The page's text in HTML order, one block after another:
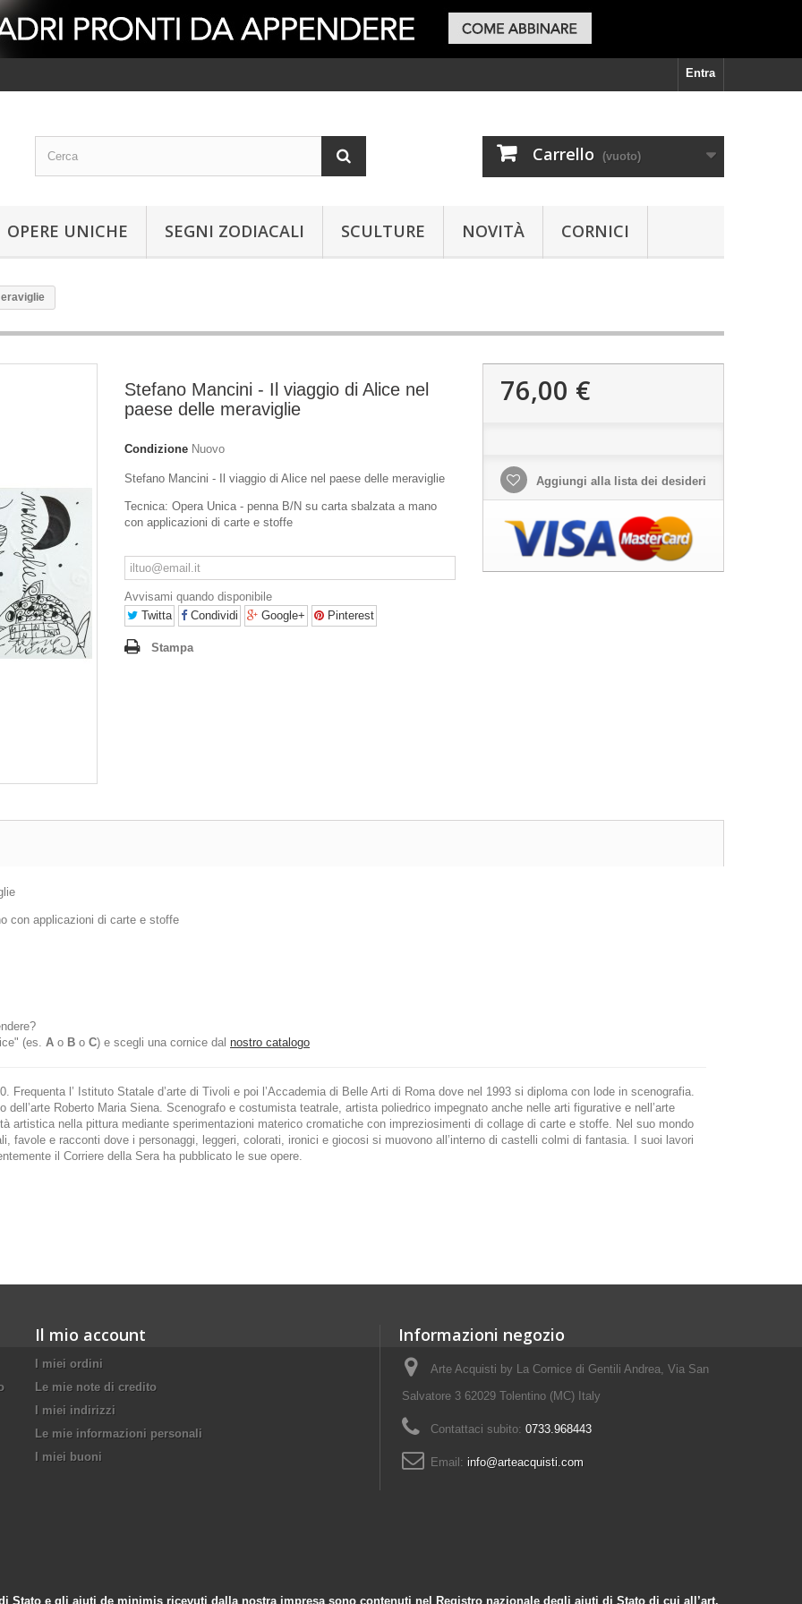
Entra
Carrello (vuoto)
OPERE UNICHE SEGNI ZODIACALI SCULTURE NOVITÀ CORNICI
Stefano Mancini - Il viaggio di Alice nel
paese delle meraviglie
Condizione Nuovo
Stefano Mancini - Il viaggio di Alice nel paese delle meraviglie
Tecnica: Opera Unica - penna B/N su carta sbalzata a mano
con applicazioni di carte e stoffe
Avvisami quando disponibile
Twitta
Condividi Google+ Pinterest
Stampa
76,00 €
Aggiungi alla lista dei desideri
con applicazioni di carte e stoffe
(es. A o B o C) e scegli una cornice dal nostro catalogo
Frequenta l’ Istituto Statale d’arte di Tivoli e poi l’Accademia di Belle Arti di Roma dove nel 1993 si diploma con lode in scenografia.
Roberto Maria Siena. Scenografo e costumista teatrale, artista poliedrico impegnato anche nelle arti figurative e nell’arte
artistica nella pittura mediante sperimentazioni materico cromatiche con impreziosimenti di collage di carte e stoffe. Nel suo mondo
favole e racconti dove i personaggi, leggeri, colorati, ironici e giocosi si muovono all’interno di castelli colmi di fantasia. I suoi lavori
il Corriere della Sera ha pubblicato le sue opere.
Il mio account
I miei ordini
Le mie note di credito
I miei indirizzi
Le mie informazioni personali
I miei buoni
Informazioni negozio
Arte Acquisti by La Cornice di Gentili Andrea, Via San
Salvatore 3 62029 Tolentino (MC) Italy
Contattaci subito: 0733.968443
Email: info@arteacquisti.com
e gli aiuti de minimis ricevuti dalla nostra impresa sono contenuti nel Registro nazionale degli aiuti di Stato di cui all’art.